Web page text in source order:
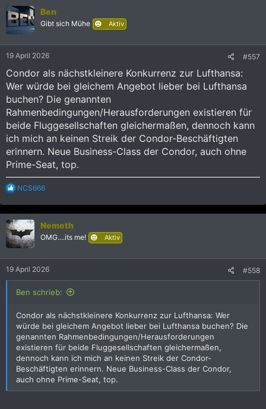
n
e
n
:
Ben
Gibt sich Mühe Aktiv
19 April 2026 #557
Condor als nächstkleinere Konkurrenz zur Lufthansa:
Wer würde bei gleichem Angebot lieber bei Lufthansa
buchen? Die genannten
Rahmenbedingungen/Herausforderungen existieren für
beide Fluggesellschaften gleichermaßen, dennoch kann
ich mich an keinen Streik der Condor-Beschäftigten
erinnern. Neue Business-Class der Condor, auch ohne
Prime-Seat, top.
R
a
k
t
i
o
n
:
NCS666
Nemeth
OMG....its me! Aktiv
19 April 2026 #558
Ben schrieb:
Condor als nächstkleinere Konkurrenz zur Lufthansa: Wer
würde bei gleichem Angebot lieber bei Lufthansa buchen? Die
genannten Rahmenbedingungen/Herausforderungen
existieren für beide Fluggesellschaften gleichermaßen,
dennoch kann ich mich an keinen Streik der Condor-
Beschäftigten erinnern. Neue Business-Class der Condor,
auch ohne Prime-Seat, top.